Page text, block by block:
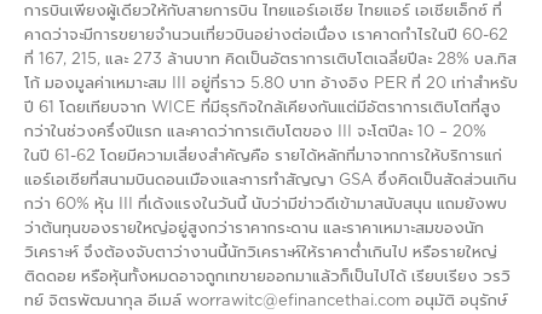
การบินเพียงผู้เดียวให้กับสายการบิน ไทยแอร์เอเชีย ไทยแอร์ เอเชียเอ็กซ์ ที่
คาดว่าจะมีการขยายจำนวนเที่ยวบินอย่างต่อเนื่อง เราคาดกำไรในปี 60-62
ที่ 167, 215, และ 273 ล้านบาท คิดเป็นอัตราการเติบโตเฉลี่ยปีละ 28% บล.ทิส
โก้ มองมูลค่าเหมาะสม III อยู่ที่ราว 5.80 บาท อ้างอิง PER ที่ 20 เท่าสำหรับ
ปี 61 โดยเทียบจาก WICE ที่มีธุรกิจใกล้เคียงกันแต่มีอัตราการเติบโตที่สูง
กว่าในช่วงครึ่งปีแรก และคาดว่าการเติบโตของ III จะโตปีละ 10 – 20%
ในปี 61-62 โดยมีความเสี่ยงสำคัญคือ รายได้หลักที่มาจากการให้บริการแก่
แอร์เอเซียที่สนามบินดอนเมืองและการทำสัญญา GSA ซึ่งคิดเป็นสัดส่วนเกิน
กว่า 60% หุ้น III ที่เด้งแรงในวันนี้ นับว่ามีข่าวดีเข้ามาสนับสนุน แถมยังพบ
ว่าต้นทุนของรายใหญ่อยู่สูงกว่าราคากระดาน และราคาเหมาะสมของนัก
วิเคราะห์ จึงต้องจับตาว่างานนี้นักวิเคราะห์ให้ราคาต่ำเกินไป หรือรายใหญ่
ติดดอย หรือหุ้นทั้งหมดอาจถูกเทขายออกมาแล้วก็เป็นไปได้ เรียบเรียง วรวิ
ทย์ จิตรพัฒนากุล อีเมล์ worrawitc@efinancethai.com อนุมัติ อนุรักษ์